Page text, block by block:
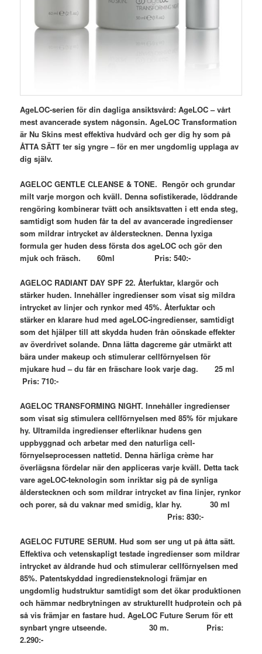
AgeLOC-serien för din dagliga ansiktsvård: AgeLOC – vårt
mest avancerade system någonsin. AgeLOC Transformation
är Nu Skins mest effektiva hudvård och ger dig hy som på
ÅTTA SÄTT ter sig yngre – för en mer ungdomlig upplaga av
dig själv.
AGELOC GENTLE CLEANSE & TONE. Rengör och grundar
milt varje morgon och kväll. Denna sofistikerade,löddrande
rengöring kombinerar tvätt och ansiktsvatten i ett enda steg,
samtidigt som huden får ta del av avancerade ingredienser
som mildrar intrycket av ålderstecknen. Denna lyxiga
formula ger huden dess första dos ageLOC och gör den
mjuk och fräsch. 60ml Pris: 540:-
AGELOC RADIANT DAY SPF 22. Återfuktar, klargör och
stärker huden. Innehåller ingredienser som visat sig mildra
intrycket av linjer och rynkor med 45%. Återfuktar och
stärker en klarare hud med ageLOC-ingredienser, samtidigt
som det hjälper till att skydda huden från oönskade effekter
av överdrivet solande. Dnna lätta dagcreme går utmärkt att
bära under makeup och stimulerar cellförnyelsen för
mjukare hud – du får en fräschare look varje dag. 25 ml
Pris: 710:-
AGELOC TRANSFORMING NIGHT. Innehåller ingredienser
som visat sig stimulera cellförnyelsen med 85% för mjukare
hy. Ultramilda ingredienser efterliknar hudens gen
uppbyggnad och arbetar med den naturliga cell-
förnyelseprocessen nattetid. Denna härliga crème har
överlägsna fördelar när den appliceras varje kväll. Detta tack
vare ageLOC-teknologin som inriktar sig på de synliga
ålderstecknen och som mildrar intrycket av fina linjer, rynkor
och porer, så du vaknar med smidig, klar hy. 30 ml
Pris: 830:-
AGELOC FUTURE SERUM. Hud som ser ung ut på åtta sätt.
Effektiva ochvetenskapligt testade ingredienser som mildrar
intrycket av åldrande hud och stimulerar cellförnyelsen med
85%. Patentskyddad ingrediensteknologi främjar en
ungdomlig hudstruktur samtidigt som det ökar produktionen
och hämmar nedbrytningen av strukturellt hudprotein och på
så vis främjar en fastare hud. AgeLOC Future Serum för ett
synbart yngre utseende. 30 m.
Pris:
2.290:-